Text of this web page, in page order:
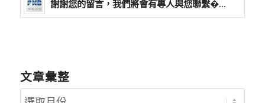
謝謝您的留言，我們將會有專人與您聯繫�...
文章彙整